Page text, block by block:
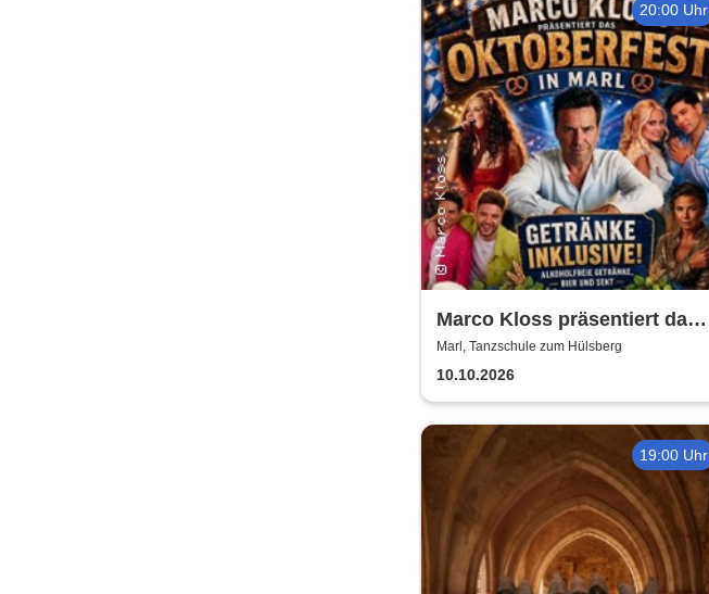
20:00 Uhr
Marco Kloss präsentiert das
Oktoberfest
Marl, Tanzschule zum Hülsberg
10.10.2026
19:00 Uhr